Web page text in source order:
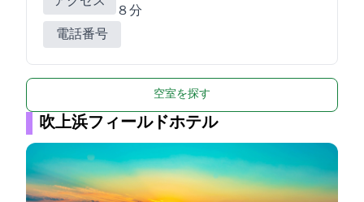
８分
電話番号
空室を探す
吹上浜フィールドホテル